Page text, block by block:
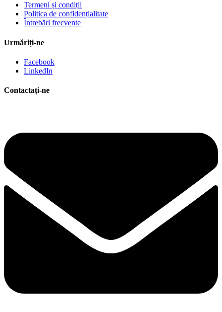
Termeni și condiții
Politica de confidențialitate
Întrebări frecvente
Urmăriți-ne
Facebook
LinkedIn
Contactați-ne